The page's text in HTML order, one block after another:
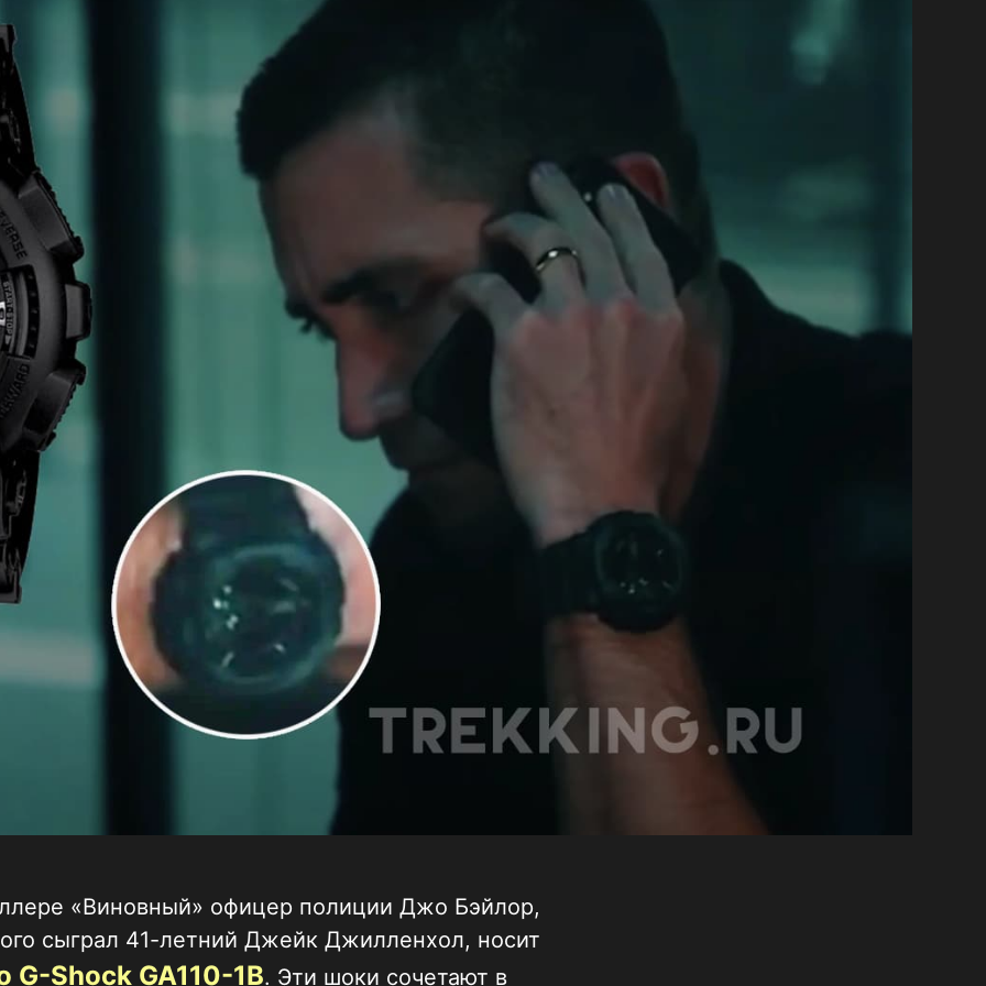
«Виновный» офицер полиции Джо Бэйлор,
сыграл 41-летний Джейк Джилленхол, носит
G-Shock GA110-1B. Эти шоки сочетают в